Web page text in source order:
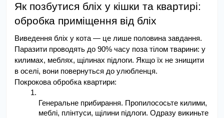
Як позбутися бліх у кішки та квартирі:
обробка приміщення від бліх
Виведення бліх у кота — це лише половина завдання.
Паразити проводять до 90% часу поза тілом тварини: у
килимах, меблях, щілинах підлоги. Якщо їх не знищити
в оселі, вони повернуться до улюбленця.
Покрокова обробка квартири:
Генеральне прибирання. Пропилососьте килими,
меблі, плінтуси, щілини підлоги. Одразу викиньте